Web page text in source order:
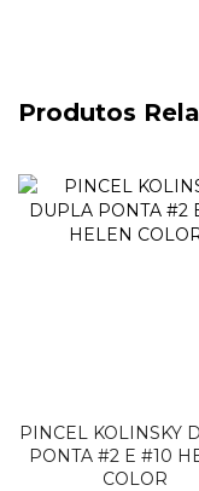
Produtos
PINCEL KOLINSKY
PONTA #2 E #10
COLOR